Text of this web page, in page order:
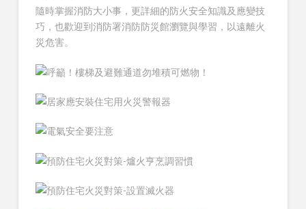
隨時掌握消防大小事，更詳細的防火安全知識及應變技
巧，也歡迎到消防署消防防災館瀏覽與學習，以遠離火
災危害。